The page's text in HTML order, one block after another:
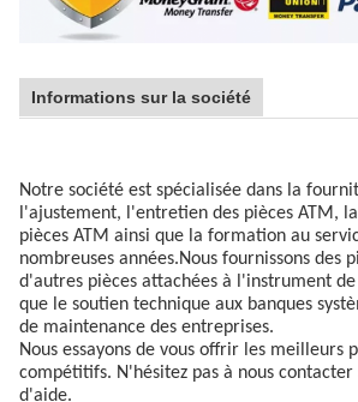
Informations sur la société
Notre société est spécialisée dans la
l'ajustement, l'entretien des pièces ATM,
pièces ATM ainsi que la formation au
nombreuses années.Nous fournissons des
d'autres pièces attachées à l'instrument
que le soutien technique aux banques
de maintenance des entreprises.
Nous essayons de vous offrir les meilleurs
compétitifs. N'hésitez pas à nous contacter
d'aide.